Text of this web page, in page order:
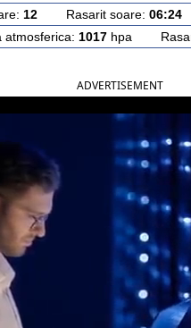
12Rasarit soare: 06:24
1017hpa
ADVERTISEMENT